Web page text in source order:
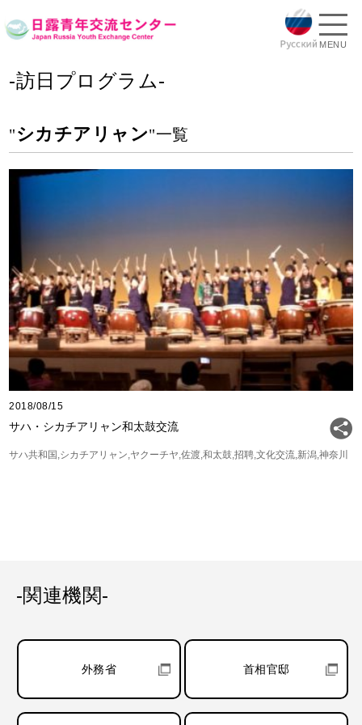
MENU
-訪日プログラム-
"シカチアリャン"一覧
2018/08/15
サハ・シカチアリャン和太鼓交流
サハ共和国 シカチアリャン ヤクーチヤ 佐渡 和太鼓 招聘 文化交流 新潟 神奈川
-関連機関-
外務省 首相官邸